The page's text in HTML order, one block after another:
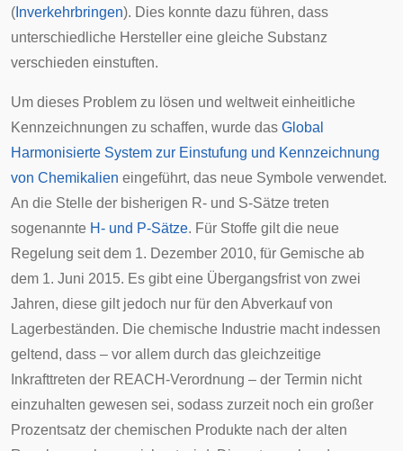
( Inverkehrbringen). Dies konnte dazu führen, dass
unterschiedliche Hersteller eine gleiche Substanz
verschieden einstuften.
Um dieses Problem zu lösen und weltweit einheitliche
Kennzeichnungen zu schaffen, wurde das Global
Harmonisierte System zur Einstufung und Kennzeichnung
von Chemikalien eingeführt, das neue Symbole verwendet.
An die Stelle der bisherigen R- und S-Sätze treten
sogenannte H- und P-Sätze. Für Stoffe gilt die neue
Regelung seit dem 1. Dezember 2010, für Gemische ab
dem 1. Juni 2015. Es gibt eine Übergangsfrist von zwei
Jahren, diese gilt jedoch nur für den Abverkauf von
Lagerbeständen. Die chemische Industrie macht indessen
geltend, dass – vor allem durch das gleichzeitige
Inkrafttreten der REACH-Verordnung – der Termin nicht
einzuhalten gewesen sei, sodass zurzeit noch ein großer
Prozentsatz der chemischen Produkte nach der alten